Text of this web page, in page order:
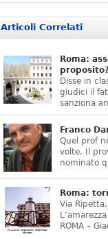
Articoli Correlati
Roma:
proposito?
Disse in
giudici il
sanziona
Franco
Quel prof
volte. Il
nominato
Roma:
Via
ROMA –